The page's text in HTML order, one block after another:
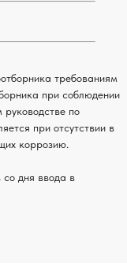
требованиям
при соблюдении
руководстве по
при отсутствии в
коррозию.
дня ввода в